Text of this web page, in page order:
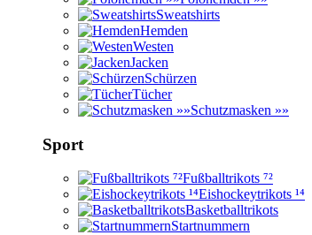
Sweatshirts
Hemden
Westen
Jacken
Schürzen
Tücher
Schutzmasken »»
Sport
Fußballtrikots ⁷²
Eishockeytrikots ¹⁴
Basketballtrikots
Startnummern